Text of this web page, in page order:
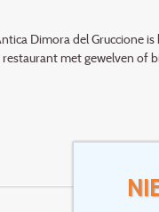
Dimora del Gruccione is
met gewelven of